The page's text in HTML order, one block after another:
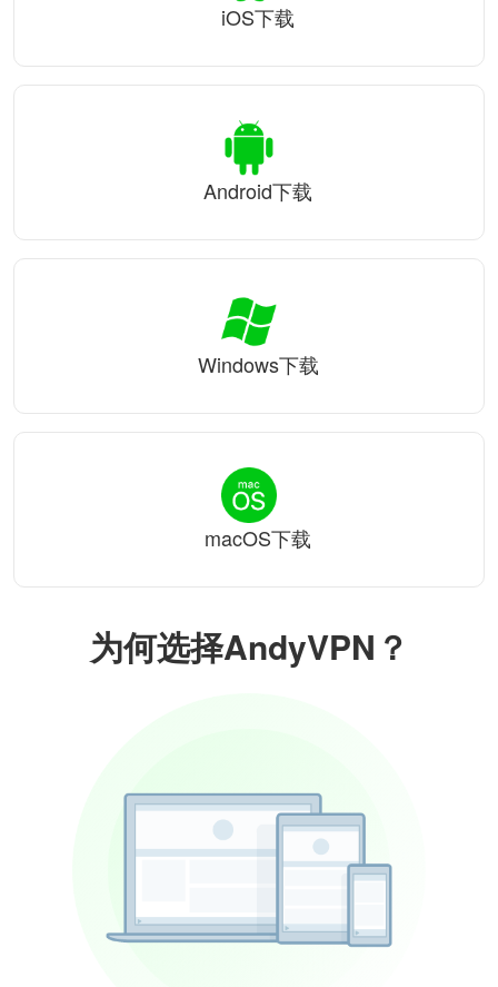
为何选择AndyVPN？
iOS下载
Android下载
Windows下载
macOS下载